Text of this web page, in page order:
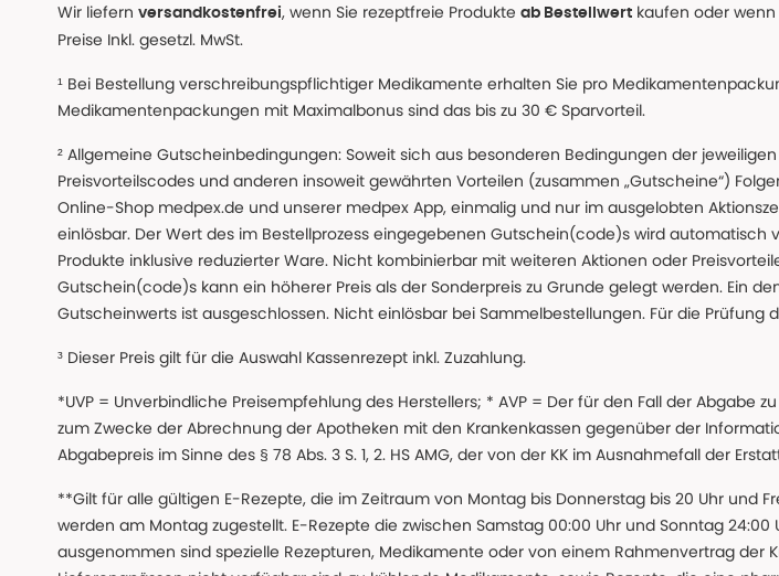
Wir liefern versandkostenfrei, wenn Sie rezeptfreie Produkte ab Bestellwert kaufen oder wenn
Preise Inkl. gesetzl. MwSt.
¹ Bei Bestellung verschreibungspflichtiger Medikamente erhalten Sie pro
Medikamentenpackungen mit Maximalbonus sind das bis zu 30 € Sparvorteil.
² Allgemeine Gutscheinbedingungen: Soweit sich aus besonderen Bedingungen der
Preisvorteilscodes und anderen insoweit gewährten Vorteilen (zusammen „Gutscheine“)
Online-Shop medpex.de und unserer medpex App, einmalig und nur im ausgelobten
einlösbar. Der Wert des im Bestellprozess eingegebenen Gutschein(code)s wird
Produkte inklusive reduzierter Ware. Nicht kombinierbar mit weiteren Aktionen oder
Gutschein(code)s kann ein höherer Preis als der Sonderpreis zu Grunde gelegt werden. Ein
Gutscheinwerts ist ausgeschlossen. Nicht einlösbar bei Sammelbestellungen. Für die
³ Dieser Preis gilt für die Auswahl Kassenrezept inkl. Zuzahlung.
*UVP = Unverbindliche Preisempfehlung des Herstellers; * AVP = Der für den Fall der
zum Zwecke der Abrechnung der Apotheken mit den Krankenkassen gegenüber der
Abgabepreis im Sinne des § 78 Abs. 3 S. 1, 2. HS AMG, der von der KK im Ausnahmefall der
**Gilt für alle gültigen E-Rezepte, die im Zeitraum von Montag bis Donnerstag bis 20 Uhr und
werden am Montag zugestellt. E-Rezepte die zwischen Samstag 00:00 Uhr und Sonntag
ausgenommen sind spezielle Rezepturen, Medikamente oder von einem Rahmenvertrag